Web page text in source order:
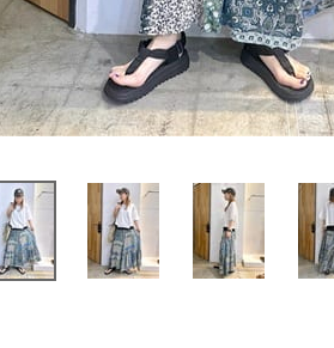
帽子
ソックス
その他雑貨